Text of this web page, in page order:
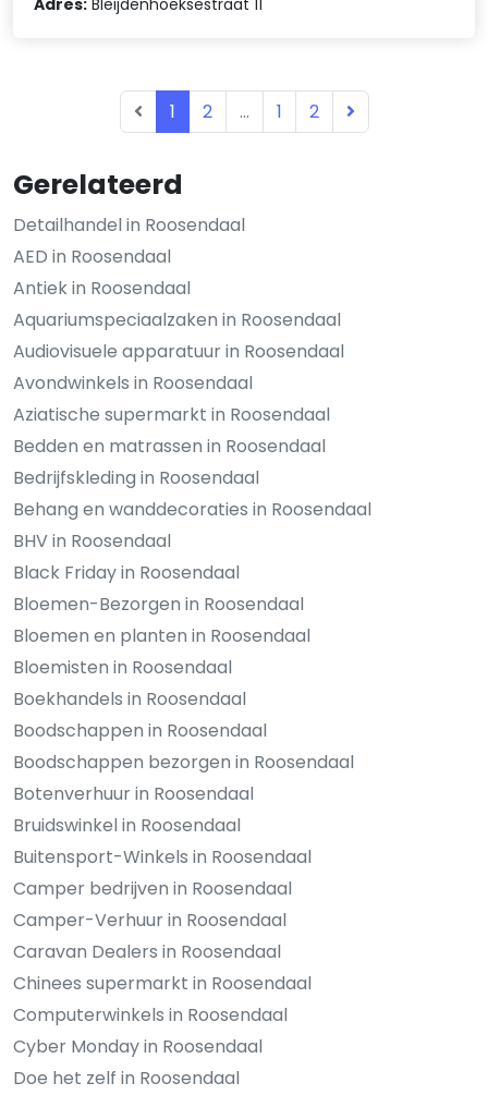
Gerelateerd
Detailhandel in Roosendaal
AED in Roosendaal
Antiek in Roosendaal
Aquariumspeciaalzaken in Roosendaal
Audiovisuele apparatuur in Roosendaal
Avondwinkels in Roosendaal
Aziatische supermarkt in Roosendaal
Bedden en matrassen in Roosendaal
Bedrijfskleding in Roosendaal
Behang en wanddecoraties in Roosendaal
BHV in Roosendaal
Black Friday in Roosendaal
Bloemen-Bezorgen in Roosendaal
Bloemen en planten in Roosendaal
Bloemisten in Roosendaal
Boekhandels in Roosendaal
Boodschappen in Roosendaal
Boodschappen bezorgen in Roosendaal
Botenverhuur in Roosendaal
Bruidswinkel in Roosendaal
Buitensport-Winkels in Roosendaal
Camper bedrijven in Roosendaal
Camper-Verhuur in Roosendaal
Caravan Dealers in Roosendaal
Chinees supermarkt in Roosendaal
Computerwinkels in Roosendaal
Cyber Monday in Roosendaal
Doe het zelf in Roosendaal
Adres: Bleijdenhoeksestraat 11
1 2 ... 1 2